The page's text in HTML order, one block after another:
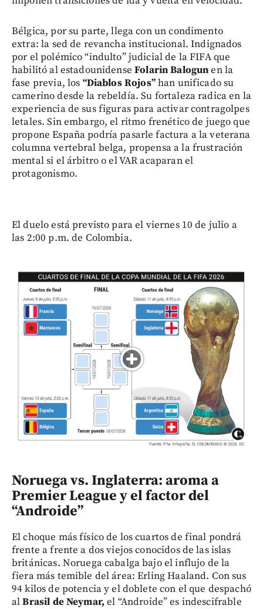
Bélgica, por su parte, llega con un condimento
extra: la sed de revancha institucional. Indignados
por el polémico “indulto” judicial de la FIFA que
habilitó al estadounidenseFolarin Balogunen la
fase previa, los “Diablos Rojos”han unificado su
camerino desde la rebeldía. Su fortaleza radica en la
experiencia de sus figuras para activar contragolpes
letales. Sin embargo, el ritmo frenético de juego que
propone España podría pasarle factura a la veterana
columna vertebral belga, propensa a la frustración
mental si el árbitro o el VAR acaparan el
protagonismo.
El duelo está previsto para el viernes 10 de julio a
las 2:00 p.m. de Colombia.
Noruega vs. Inglaterra: aroma a
Premier League y el factor del
“Androide”
El choque más físico de los cuartos de final pondrá
frente a frente a dos viejos conocidos de las islas
británicas. Noruega cabalga bajo el influjo de la
fiera más temible del área: Erling Haaland. Con sus
94 kilos de potencia y el doblete con el que despachó
alBrasil de Neymar,el “Androide” es indescifrable